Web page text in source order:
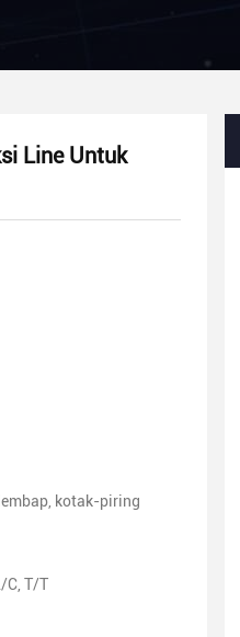
Line Untuk
kotak-piring
C, T/T